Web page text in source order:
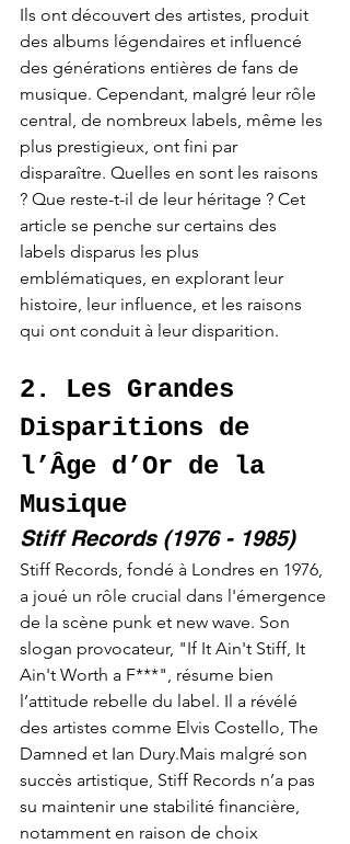
Ils ont découvert des artistes, produit
des albums légendaires et influencé
des générations entières de fans de
musique. Cependant, malgré leur rôle
central, de nombreux labels, même les
plus prestigieux, ont fini par
disparaître. Quelles en sont les raisons
? Que reste-t-il de leur héritage ? Cet
article se penche sur certains des
labels disparus les plus
emblématiques, en explorant leur
histoire, leur influence, et les raisons
qui ont conduit à leur disparition.
2. Les Grandes
Disparitions de
l’Âge d’Or de la
Musique
Stiff Records (1976 - 1985)
Stiff Records, fondé à Londres en 1976,
a joué un rôle crucial dans l'émergence
de la scène punk et new wave. Son
slogan provocateur, "If It Ain't Stiff, It
Ain't Worth a F***", résume bien
l’attitude rebelle du label. Il a révélé
des artistes comme Elvis Costello, The
Damned et Ian Dury.Mais malgré son
succès artistique, Stiff Records n’a pas
su maintenir une stabilité financière,
notamment en raison de choix